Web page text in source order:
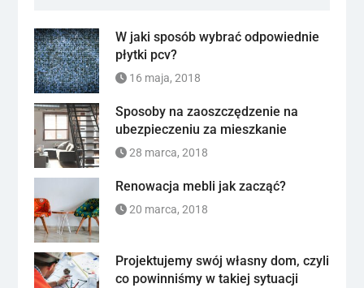
W jaki sposób wybrać odpowiednie
płytki pcv?
16 maja, 2018
Sposoby na zaoszczędzenie na
ubezpieczeniu za mieszkanie
28 marca, 2018
Renowacja mebli jak zacząć?
20 marca, 2018
Projektujemy swój własny dom, czyli
co powinniśmy w takiej sytuacji